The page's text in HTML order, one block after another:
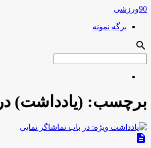
90ورزشی
برگه نمونه
search
برچسب: (یادداشت) در
description